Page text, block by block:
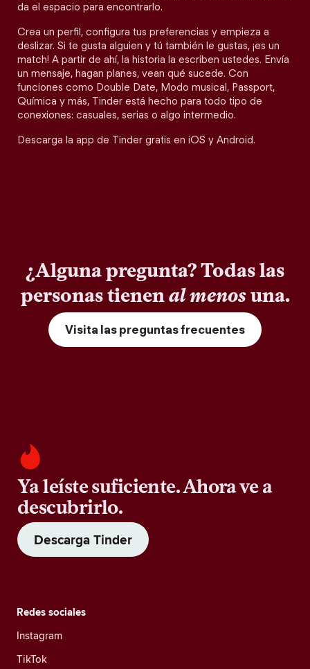
da el espacio para encontrarlo.
Crea un perfil, configura tus preferencias y empieza a
deslizar. Si te gusta alguien y tú también le gustas, ¡es un
match! A partir de ahí, la historia la escriben ustedes. Envía
un mensaje, hagan planes, vean qué sucede. Con
funciones como Double Date, Modo musical, Passport,
Química y más, Tinder está hecho para todo tipo de
conexiones: casuales, serias o algo intermedio.
Descarga la app de Tinder gratis en iOS y Android.
¿Alguna pregunta? Todas las
personas tienenal menosuna.
Visita las preguntas frecuentes
Ya leíste suficiente. Ahora ve a
descubrirlo.
Descarga Tinder
Redes sociales
Instagram
TikTok